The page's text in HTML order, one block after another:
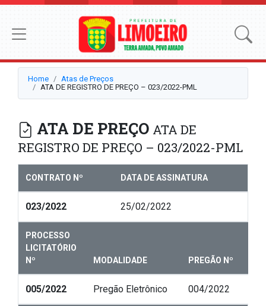
Home
Atas de Preços
ATA DE REGISTRO DE PREÇO – 023/2022-PML
ATA DE PREÇO ATA DE
REGISTRO DE PREÇO – 023/2022-PML
CONTRATO Nº DATA DE ASSINATURA
023/2022 25/02/2022
PROCESSO
LICITATÓRIO
Nº
MODALIDADE PREGÃO Nº
005/2022 Pregão Eletrônico 004/2022